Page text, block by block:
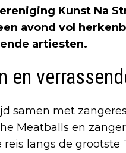
Kunst Na
avond vol
artiesten.
en
samen met
Meatballs en
langs de grootste